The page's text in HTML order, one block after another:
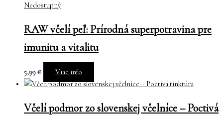
Nedostupný
RAW včelí peľ: Prírodná superpotravina pre
imunitu a vitalitu
5,99€ Viac info
Včelí podmor zo slovenskej včelníce – Poctivá